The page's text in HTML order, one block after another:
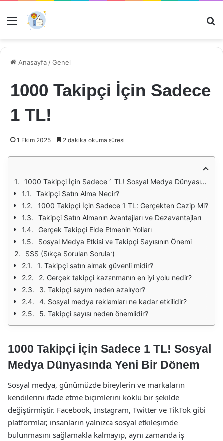
Menü
Anasayfa /Genel
1000 Takipçi İçin Sadece
1 TL!
1 Ekim 2025 2 dakika okuma süresi
1000 Takipçi İçin Sadece 1 TL! Sosyal Medya Dünyasında Yeni Bir Dönem
Takipçi Satın Alma Nedir?
1000 Takipçi İçin Sadece 1 TL: Gerçekten Cazip Mi?
Takipçi Satın Almanın Avantajları ve Dezavantajları
Gerçek Takipçi Elde Etmenin Yolları
Sosyal Medya Etkisi ve Takipçi Sayısının Önemi
SSS (Sıkça Sorulan Sorular)
1. Takipçi satın almak güvenli midir?
2. Gerçek takipçi kazanmanın en iyi yolu nedir?
3. Takipçi sayım neden azalıyor?
4. Sosyal medya reklamları ne kadar etkilidir?
5. Takipçi sayısı neden önemlidir?
1000 Takipçi İçin Sadece 1 TL! Sosyal
Medya Dünyasında Yeni Bir Dönem
Sosyal medya, günümüzde bireylerin ve markaların
kendilerini ifade etme biçimlerini köklü bir şekilde
değiştirmiştir. Facebook, Instagram, Twitter ve TikTok gibi
platformlar, insanların yalnızca sosyal etkileşimde
bulunmasını sağlamakla kalmayıp, aynı zamanda iş